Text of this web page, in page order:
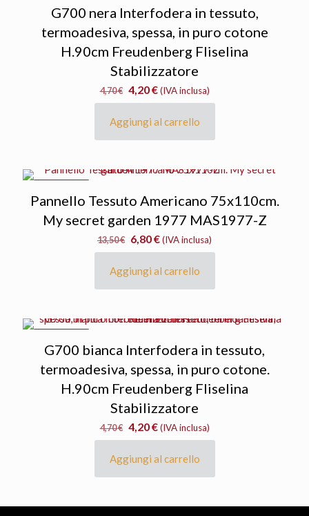
G700 nera Interfodera in tessuto,
termoadesiva, spessa, in puro cotone
H.90cm Freudenberg Fliselina
Stabilizzatore
4,70€ Il
prezzo
originale
era:
4,20€Il
prezzo
attuale
(IVA inclusa)
Aggiungi al carrello
Pannello Tessuto Americano 75x110cm.
My secret garden 1977 MAS1977-Z
13,50€ Il
prezzo
originale
era:
6,80€Il
prezzo
attuale
(IVA inclusa)
Aggiungi al carrello
G700 bianca Interfodera in tessuto,
termoadesiva, spessa, in puro cotone.
H.90cm Freudenberg Fliselina
Stabilizzatore
4,70€ Il
prezzo
originale
era:
4,20€Il
prezzo
attuale
(IVA inclusa)
Aggiungi al carrello